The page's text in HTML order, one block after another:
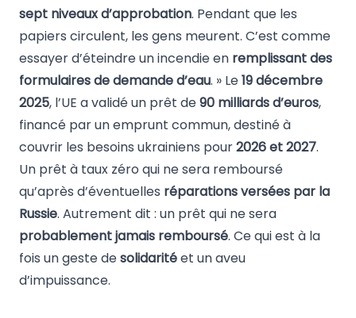
sept niveaux d’approbation. Pendant que les
papiers circulent, les gens meurent. C’est comme
essayer d’éteindre un incendie en remplissant des
formulaires de demande d’eau. » Le19 décembre
2025, l’UE a validé un prêt de90 milliards d’euros,
financé par un emprunt commun, destiné à
couvrir les besoins ukrainiens pour2026 et 2027.
Un prêt à taux zéro qui ne sera remboursé
qu’après d’éventuelles réparations versées par la
Russie. Autrement dit : un prêt qui ne sera
probablement jamais remboursé. Ce qui est à la
fois un geste desolidaritéet un aveu
d’impuissance.